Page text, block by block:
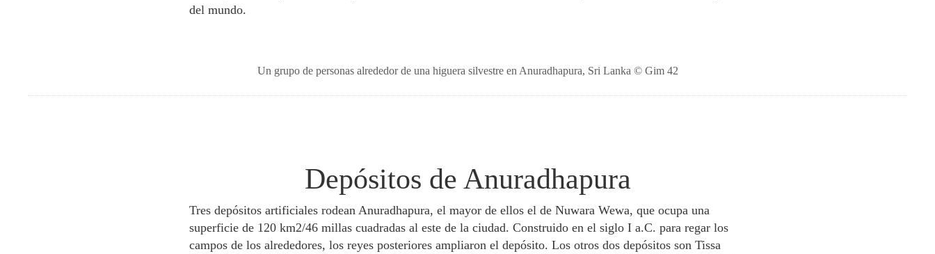
del mundo.
Un grupo de personas alrededor de una higuera silvestre en Anuradhapura, Sri Lanka © Gim 42
Depósitos de Anuradhapura
Tres depósitos artificiales rodean Anuradhapura, el mayor de ellos el de Nuwara Wewa, que ocupa una
superficie de 120 km2/46 millas cuadradas al este de la ciudad. Construido en el siglo I a.C. para regar los
campos de los alrededores, los reyes posteriores ampliaron el depósito. Los otros dos depósitos son Tissa